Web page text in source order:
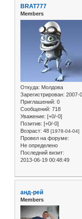
BRAT777
Members
Откуда: Молдова
Зарегистрирован: 2007-
Приглашений: 0
Сообщений: 718
Уважение: [+0/-0]
Позитив: [+0/-0]
Возраст: 48 [1978-04-04]
Провел на форуме:
Не определено
Последний визит:
2013-06-19 00:48:49
анд-рей
Members